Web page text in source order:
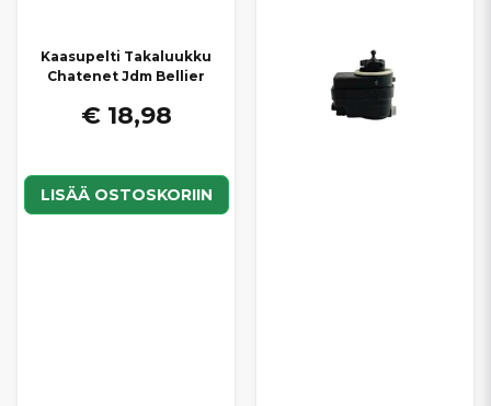
Kaasupelti Takaluukku
Chatenet Jdm Bellier
€ 18,98
LISÄÄ OSTOSKORIIN